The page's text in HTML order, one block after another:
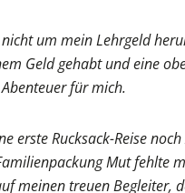
um mein Lehrgeld
Geld gehabt und eine
für mich.
erste Rucksack-Reise
Mut fehlte
meinen treuen Begleiter,